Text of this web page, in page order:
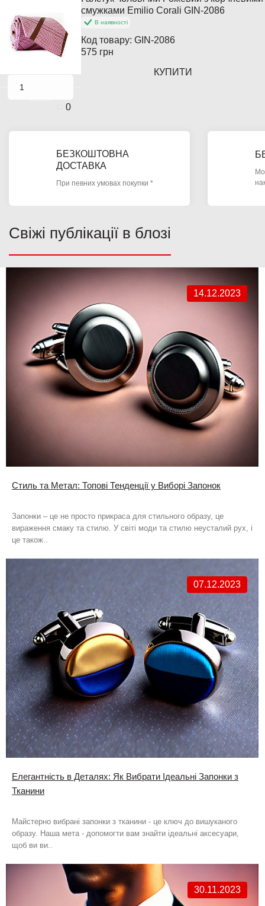
0
смужками Emilio Corali GIN-2086
В наявності
Код товару: GIN-2086
575 грн
КУПИТИ
БЕЗКОШТОВНА
ДОСТАВКА
При певних умовах покупки *
Свіжі публікації в блозі
14.12.2023
Стиль та Метал: Топові Тенденції у Виборі Запонок
Запонки – це не просто прикраса для стильного образу, це
вираження смаку та стилю. У світі моди та стилю неусталий рух, і
це також..
07.12.2023
Елегантність в Деталях: Як Вибрати Ідеальні Запонки з
Тканини
Майстерно вибрані запонки з тканини - це ключ до вишуканого
образу. Наша мета - допомогти вам знайти ідеальні аксесуари,
щоб ви ви..
30.11.2023